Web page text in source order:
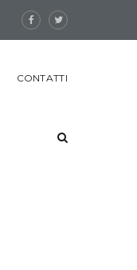
CONTATTI